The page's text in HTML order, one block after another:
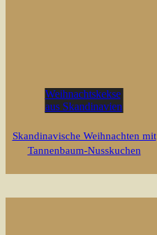
Weihnachtskekse
aus Skandinavien
Skandinavische Weihnachten mit
Tannenbaum-Nusskuchen